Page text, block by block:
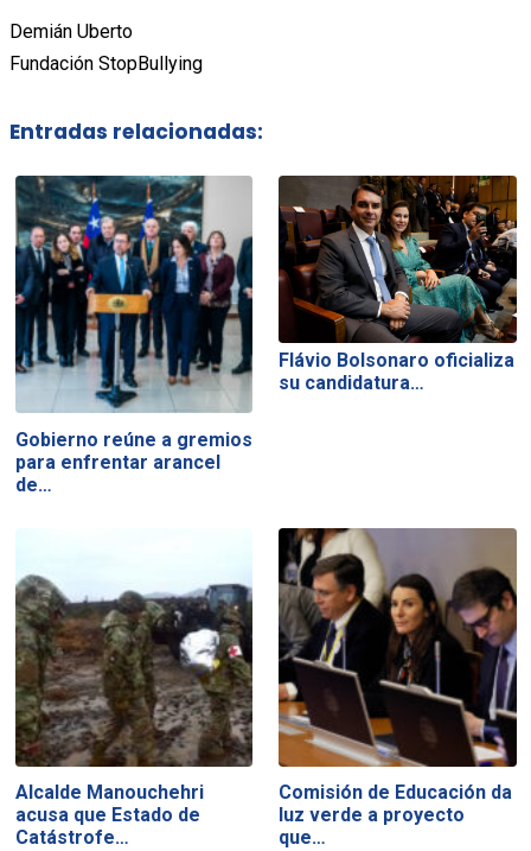
Demián Uberto
Fundación StopBullying
Entradas relacionadas:
Gobierno reúne a gremios
para enfrentar arancel
de…
Flávio Bolsonaro oficializa
su candidatura…
Alcalde Manouchehri
acusa que Estado de
Catástrofe…
Comisión de Educación da
luz verde a proyecto
que…